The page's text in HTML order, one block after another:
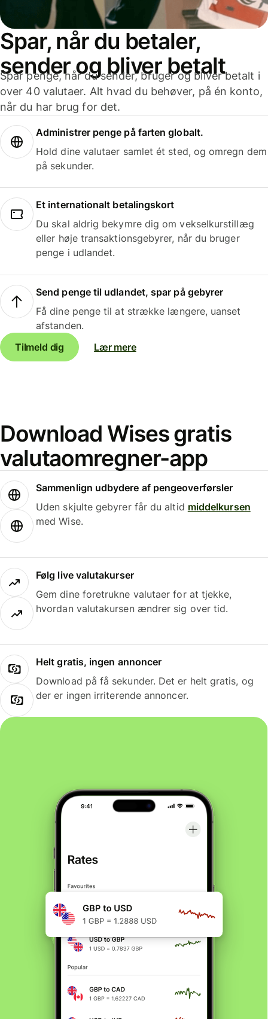
Spar, når du betaler,
sender og bliver betalt
Spar penge, når du sender, bruger og bliver betalt i
over 40 valutaer. Alt hvad du behøver, på én konto,
når du har brug for det.
Administrer penge på farten globalt.
Hold dine valutaer samlet ét sted, og omregn dem
på sekunder.
Et internationalt betalingskort
Du skal aldrig bekymre dig om vekselkurstillæg
eller høje transaktionsgebyrer, når du bruger
penge i udlandet.
Send penge til udlandet, spar på gebyrer
Få dine penge til at strække længere, uanset
afstanden.
Tilmeld dig
Lær mere
Download Wises gratis
valutaomregner-app
Sammenlign udbydere af pengeoverførsler
Uden skjulte gebyrer får du altid middelkursen
med Wise.
Følg live valutakurser
Gem dine foretrukne valutaer for at tjekke,
hvordan valutakursen ændrer sig over tid.
Helt gratis, ingen annoncer
Download på få sekunder. Det er helt gratis, og
der er ingen irriterende annoncer.